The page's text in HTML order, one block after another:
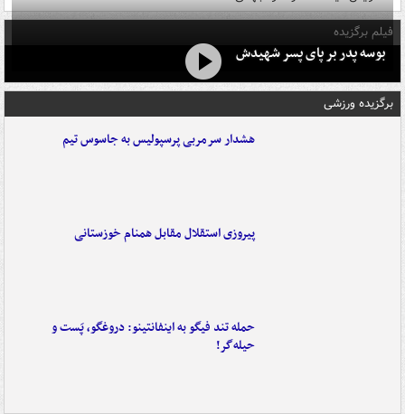
فیلم برگزیده
بوسه‌ پدر بر پای پسر شهیدش
برگزیده ورزشی
هشدار سرمربی پرسپولیس به جاسوس تیم
پیروزی استقلال مقابل همنام خوزستانی
حمله تند فیگو به اینفانتینو: دروغگو، پَست‌ و
حیله‌گر!